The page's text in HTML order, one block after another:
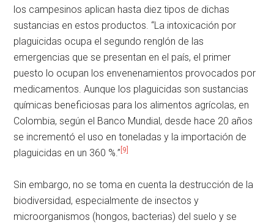
los campesinos aplican hasta diez tipos de dichas
sustancias en estos productos. “La intoxicación por
plaguicidas ocupa el segundo renglón de las
emergencias que se presentan en el país, el primer
puesto lo ocupan los envenenamientos provocados por
medicamentos. Aunque los plaguicidas son sustancias
químicas beneficiosas para los alimentos agrícolas, en
Colombia, según el Banco Mundial, desde hace 20 años
se incrementó el uso en toneladas y la importación de
plaguicidas en un 360 %.” [9]
Sin embargo, no se toma en cuenta la destrucción de la
biodiversidad, especialmente de insectos y
microorganismos (hongos, bacterias) del suelo y se